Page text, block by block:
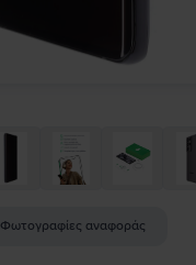
Φωτογραφίες αναφοράς